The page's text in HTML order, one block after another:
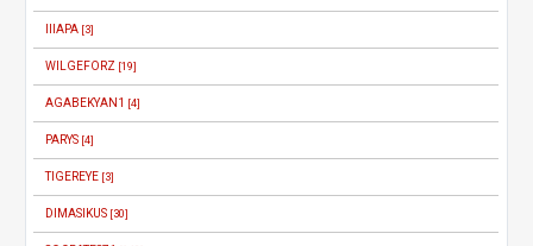
IIIAPA [3]
WILGEFORZ [19]
AGABEKYAN1 [4]
PARYS [4]
TIGEREYE [3]
DIMASIKUS [30]